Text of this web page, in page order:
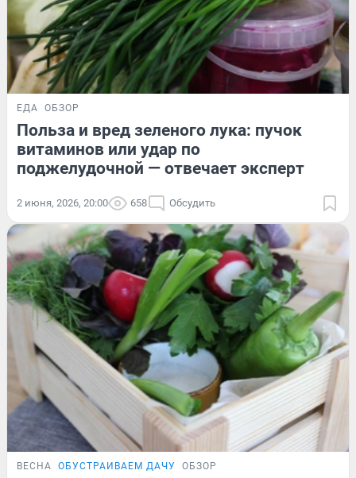
ЕДА ОБЗОР
Польза и вред зеленого лука: пучок
витаминов или удар по
поджелудочной — отвечает эксперт
2 июня, 2026, 20:00 658 Обсудить
ВЕСНА ОБУСТРАИВАЕМ ДАЧУ ОБЗОР